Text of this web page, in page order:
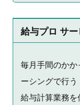
給与プロ サ
毎月手間のかか
ーシングで行
給与計算業務を